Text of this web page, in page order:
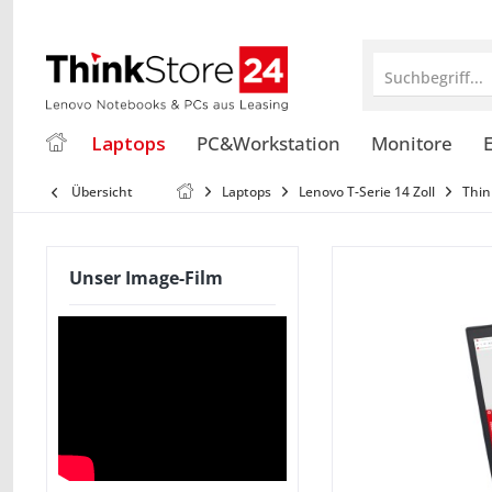
Suchbegriff...
Laptops PC&Workstation Monitore
Übersicht Laptops Lenovo T-Serie 14 Zoll
Unser Image-Film